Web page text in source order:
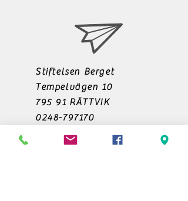
Stiftelsen Berget
Tempelvägen 10
795 91 RÄTTVIK
0248-797170